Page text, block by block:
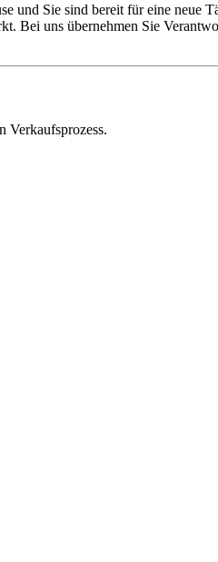
und Sie sind bereit für eine neue
Bei uns übernehmen Sie
Verkaufsprozess.